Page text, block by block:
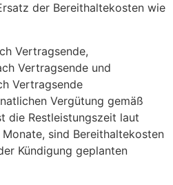
der Bereithaltekosten wie
Vertragsende,
Vertragsende und
Vertragsende
Vergütung gemäß
die Restleistungszeit laut
sind Bereithaltekosten
Kündigung geplanten